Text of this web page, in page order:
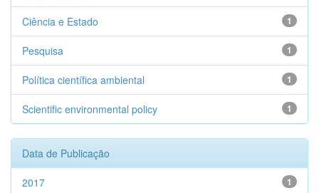
1
Ciência e Estado
1
Pesquisa
1
Política científica ambiental
1
Scientific environmental policy
Data de Publicação
1
2017